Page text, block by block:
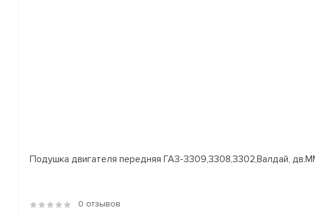
Подушка двигателя передняя ГАЗ-3309,3308,3302,Валдай,
0 отзывов